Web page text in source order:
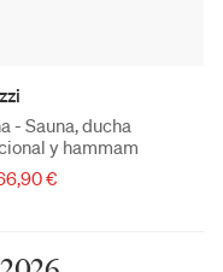
- Sauna, ducha
y hammam
€